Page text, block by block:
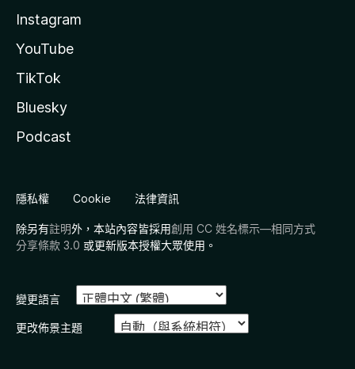
Instagram
YouTube
TikTok
Bluesky
Podcast
隱私權 Cookie 法律資訊
除另有註明外，本站內容皆採用創用 CC 姓名標示—相同方式
分享條款 3.0 或更新版本授權大眾使用。
變更語言
更改佈景主題